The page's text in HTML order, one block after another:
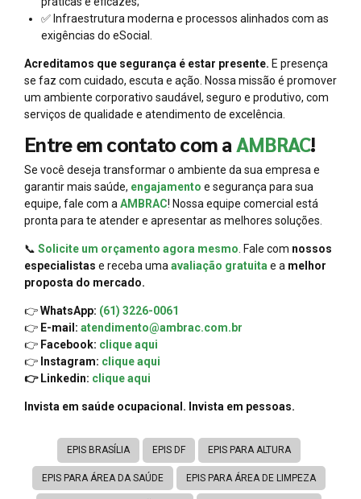
✅ Infraestrutura moderna e processos alinhados com as
exigências do eSocial.
Acreditamos que segurança é estar presente. E presença
se faz com cuidado, escuta e ação. Nossa missão é promover
um ambiente corporativo saudável, seguro e produtivo, com
serviços de qualidade e atendimento de excelência.
Entre em contato com aAMBRAC!
Se você deseja transformar o ambiente da sua empresa e
garantir mais saúde, engajamento e segurança para sua
equipe, fale com aAMBRAC! Nossa equipe comercial está
pronta para te atender e apresentar as melhores soluções.
📞 Solicite um orçamento agora mesmo. Fale com nossos
especialistas e receba umaavaliação gratuitae a melhor
proposta do mercado.
👉WhatsApp: (61) 3226-0061
👉 E-mail: atendimento@ambrac.com.br
👉 Facebook: clique aqui
👉 Instagram: clique aqui
👉 Linkedin: clique aqui
Invista em saúde ocupacional. Invista em pessoas.
EPIS BRASÍLIA EPIS DF EPIS PARA ALTURA
EPIS PARA ÁREA DA SAÚDE EPIS PARA ÁREA DE LIMPEZA